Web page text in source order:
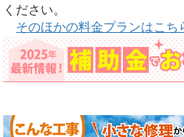
ください。
そのほかの料金プランはこち